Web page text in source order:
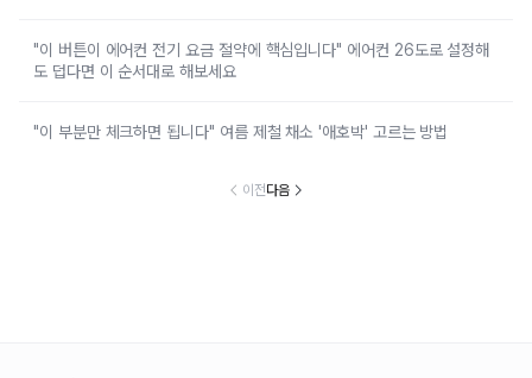
"이 버튼이 에어컨 전기 요금 절약에 핵심입니다" 에어컨 26도로 설정해
도 덥다면 이 순서대로 해보세요
"이 부분만 체크하면 됩니다" 여름 제철 채소 '애호박' 고르는 방법
이전다음